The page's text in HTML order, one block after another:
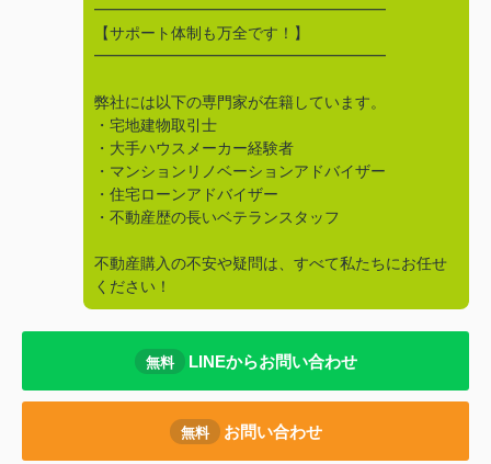
━━━━━━━━━━━━━━━━━━━
【サポート体制も万全です！】
━━━━━━━━━━━━━━━━━━━
弊社には以下の専門家が在籍しています。
・宅地建物取引士
・大手ハウスメーカー経験者
・マンションリノベーションアドバイザー
・住宅ローンアドバイザー
・不動産歴の長いベテランスタッフ
不動産購入の不安や疑問は、すべて私たちにお任せ
ください！
無料 LINEからお問い合わせ
無料 お問い合わせ